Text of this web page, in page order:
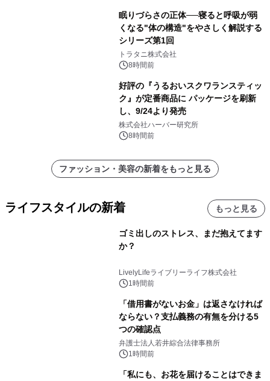
眠りづらさの正体──寝ると呼吸が弱
くなる"体の構造"をやさしく解説する
シリーズ第1回
トラタニ株式会社
8時間前
好評の『うるおいスクワランスティッ
ク』が定番商品に パッケージを刷新
し、9/24より発売
株式会社ハーバー研究所
8時間前
ファッション・美容の新着をもっと見る
ライフスタイルの新着 もっと見る
ゴミ出しのストレス、まだ抱えてます
か？
LivelyLifeライブリーライフ株式会社
1時間前
「借用書がないお金」は返さなければ
ならない？支払義務の有無を分ける5
つの確認点
弁護士法人若井綜合法律事務所
1時間前
「私にも、お花を届けることはできま